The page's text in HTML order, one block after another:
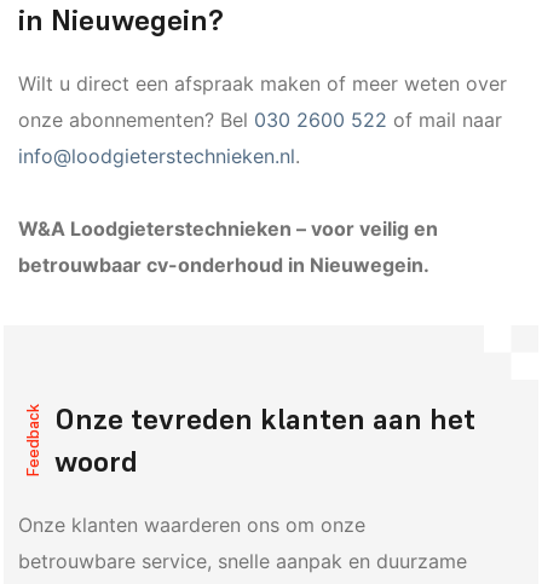
in Nieuwegein?
Wilt u direct een afspraak maken of meer weten over
onze abonnementen? Bel 030 2600 522 of mail naar
info@loodgieterstechnieken.nl.
W&A Loodgieterstechnieken – voor veilig en
betrouwbaar cv-onderhoud in Nieuwegein.
Feedback Onze tevreden klanten aan het
woord
Onze klanten waarderen ons om onze
betrouwbare service, snelle aanpak en duurzame